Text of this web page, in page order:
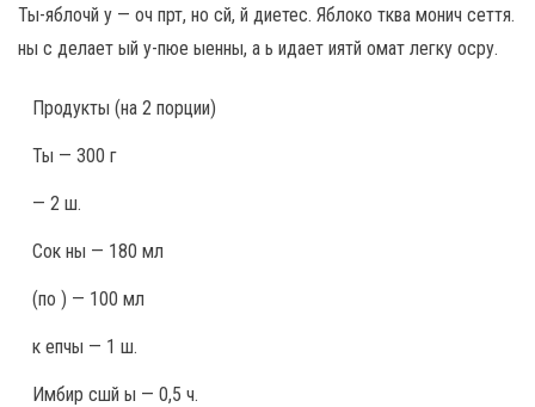
Ты-яблочй у — оч прт, но сй, й диетес. Яблоко тква монич сеття.
ны с делает ый у-пюе ыенны, а ь идает иятй омат легку осру.
Продукты (на 2 порции)
Ты — 300 г
— 2 ш.
Сок ны — 180 мл
(по ) — 100 мл
к епчы — 1 ш.
Имбир сшй ы — 0,5 ч.